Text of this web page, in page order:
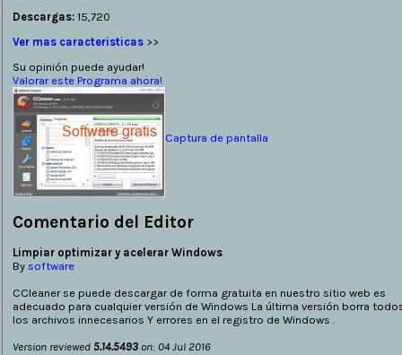
Descargas:15,720
Ver mas caracteristicas >>
Su opinión puede ayudar!
Valorar este Programa ahora!
Captura de pantalla
Comentario del Editor
Limpiar optimizar y acelerar Windows
By software
CCleaner se puede descargar de forma gratuita en nuestro sitio web es
adecuado para cualquier versión de Windows La última versión borra
los archivos innecesarios Y errores en el registro de Windows .
Version reviewed 5.14.5493on: 04 Jul 2016